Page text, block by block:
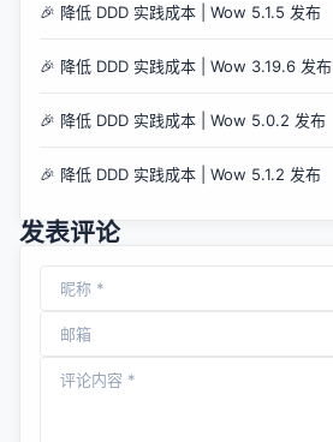
🎉 降低 DDD 实践成本 | Wow 5.1.5 发布
🎉 降低 DDD 实践成本 | Wow 3.19.6 发布
🎉 降低 DDD 实践成本 | Wow 5.0.2 发布
🎉 降低 DDD 实践成本 | Wow 5.1.2 发布
发表评论